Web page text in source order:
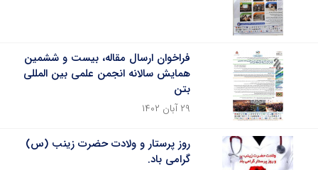
فراخوان ارسال مقاله، بیست و ششمین
همایش سالانه انجمن علمی بین المللی
بتن
۲۹ آبان ۱۴۰۲
روز پرستار و ولادت حضرت زینب (س)
گرامی باد.